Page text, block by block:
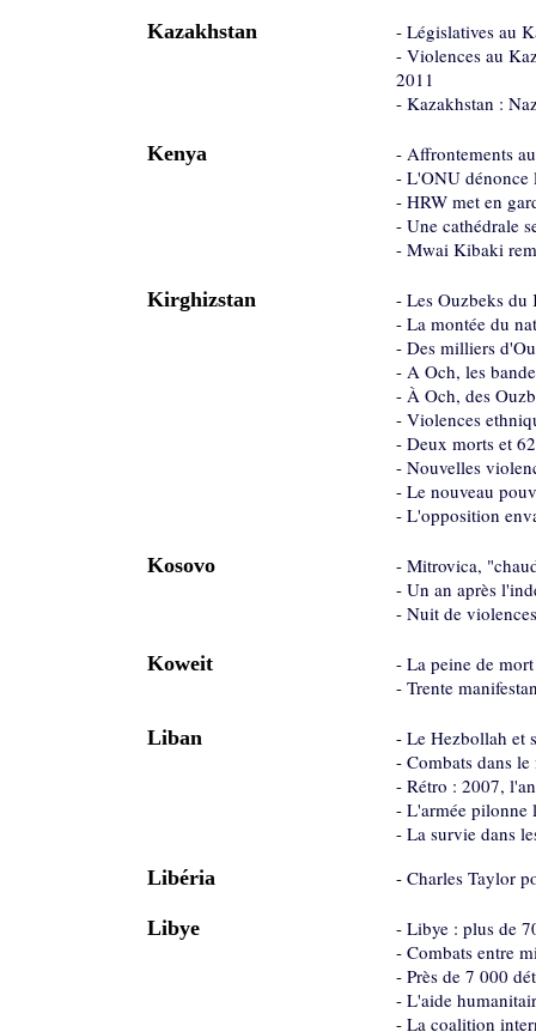
Kazakhstan
- Législatives au
- Violences au
2011
- Kazakhstan :
Kenya - Affrontements
- L'ONU dénonce
- HRW met en
- Une cathédrale
- Mwai Kibaki
Kirghizstan - Les Ouzbeks du
- La montée du
- Des milliers
- A Och, les
- À Och, des
- Violences
- Deux morts et
- Nouvelles
- Le nouveau
- L'opposition
Kosovo - Mitrovica,
- Un an après
- Nuit de
Koweit - La peine de
- Trente
Liban - Le Hezbollah et
- Combats dans
- Rétro : 2007,
- L'armée pilonne
- La survie dans
Libéria
- Charles Taylor
Libye - Libye : plus de
- Combats entre
- Près de 7 000
- L'aide
- La coalition